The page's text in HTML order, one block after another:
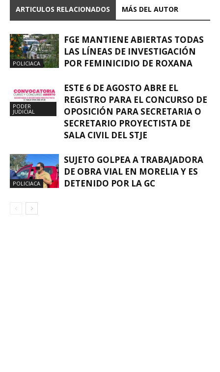
ARTICULOS RELACIONADOS MÁS DEL AUTOR
POLICIACA
FGE MANTIENE ABIERTAS TODAS
LAS LÍNEAS DE INVESTIGACIÓN
POR FEMINICIDIO DE ROXANA
PODER
JUDICIAL
ESTE 6 DE AGOSTO ABRE EL
REGISTRO PARA EL CONCURSO DE
OPOSICIÓN PARA SECRETARIA O
SECRETARIO PROYECTISTA DE
SALA CIVIL DEL STJE
POLICIACA
SUJETO GOLPEA A TRABAJADORA
DE OBRA VIAL EN MORELIA Y ES
DETENIDO POR LA GC